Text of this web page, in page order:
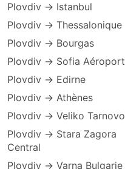
Plovdiv → Istanbul
Plovdiv → Thessalonique
Plovdiv → Bourgas
Plovdiv → Sofia Aéroport
Plovdiv → Edirne
Plovdiv → Athènes
Plovdiv → Veliko Tarnovo
Plovdiv → Stara Zagora
Central
Plovdiv → Varna Bulgarie